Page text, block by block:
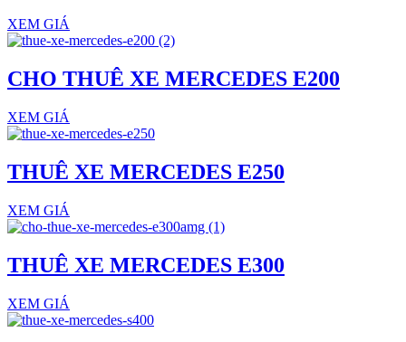
XEM GIÁ
CHO THUÊ XE MERCEDES E200
XEM GIÁ
THUÊ XE MERCEDES E250
XEM GIÁ
THUÊ XE MERCEDES E300
XEM GIÁ